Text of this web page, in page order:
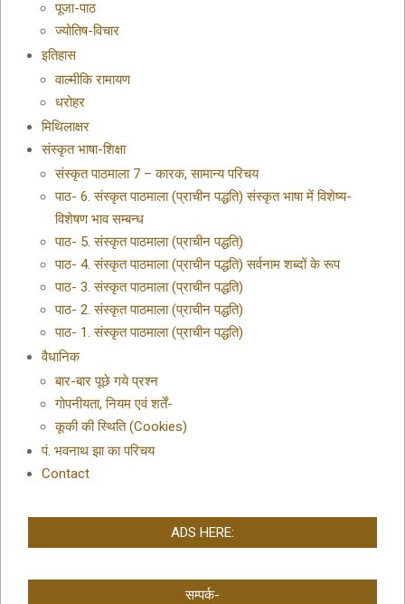
पूजा-पाठ
ज्योतिष-विचार
इतिहास
वाल्मीकि रामायण
धरोहर
मिथिलाक्षर
संस्कृत भाषा-शिक्षा
संस्कृत पाठमाला 7 – कारक, सामान्य परिचय
पाठ- 6. संस्कृत पाठमाला (प्राचीन पद्धति) संस्कृत भाषा में विशेष्य-
विशेषण भाव सम्बन्ध
पाठ- 5. संस्कृत पाठमाला (प्राचीन पद्धति)
पाठ- 4. संस्कृत पाठमाला (प्राचीन पद्धति) सर्वनाम शब्दों के रूप
पाठ- 3. संस्कृत पाठमाला (प्राचीन पद्धति)
पाठ- 2. संस्कृत पाठमाला (प्राचीन पद्धति)
पाठ- 1. संस्कृत पाठमाला (प्राचीन पद्धति)
वैधानिक
बार-बार पूछे गये प्रश्न
गोपनीयता, नियम एवं शर्तें-
कूकी की स्थिति (Cookies)
पं. भवनाथ झा का परिचय
Contact
ADS HERE:
सम्पर्क-